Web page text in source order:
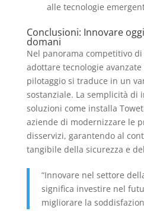
alle tecnologie
Conclusioni: Innovare
domani
Nel panorama competitivo
adottare tecnologie
pilotaggio si traduce in un
sostanziale. La semplicità di
soluzioni come installa
aziende di modernizzare le
disservizi, garantendo al
tangibile della sicurezza e
“Innovare nel settore
significa investire nel
migliorare la